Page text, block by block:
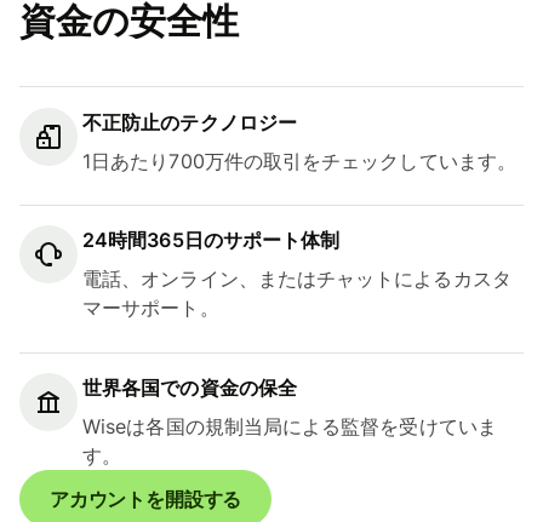
資金の安全性
不正防止のテクノロジー
1日あたり700万件の取引をチェックしています。
24時間365日のサポート体制
電話、オンライン、またはチャットによるカスタ
マーサポート。
世界各国での資金の保全
Wiseは各国の規制当局による監督を受けていま
す。
アカウントを開設する